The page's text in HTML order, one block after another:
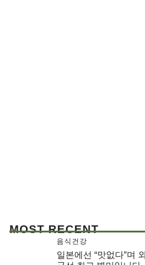
MOST RECENT
음식건강
일본에선 “맛없다”며